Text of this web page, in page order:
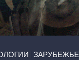
ЗАРУБЕЖЬЕ